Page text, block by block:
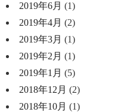
2019年6月 (1)
2019年4月 (2)
2019年3月 (1)
2019年2月 (1)
2019年1月 (5)
2018年12月 (2)
2018年10月 (1)